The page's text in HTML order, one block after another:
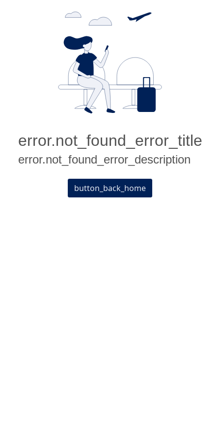
error.not_found_error_title
error.not_found_error_description
button_back_home